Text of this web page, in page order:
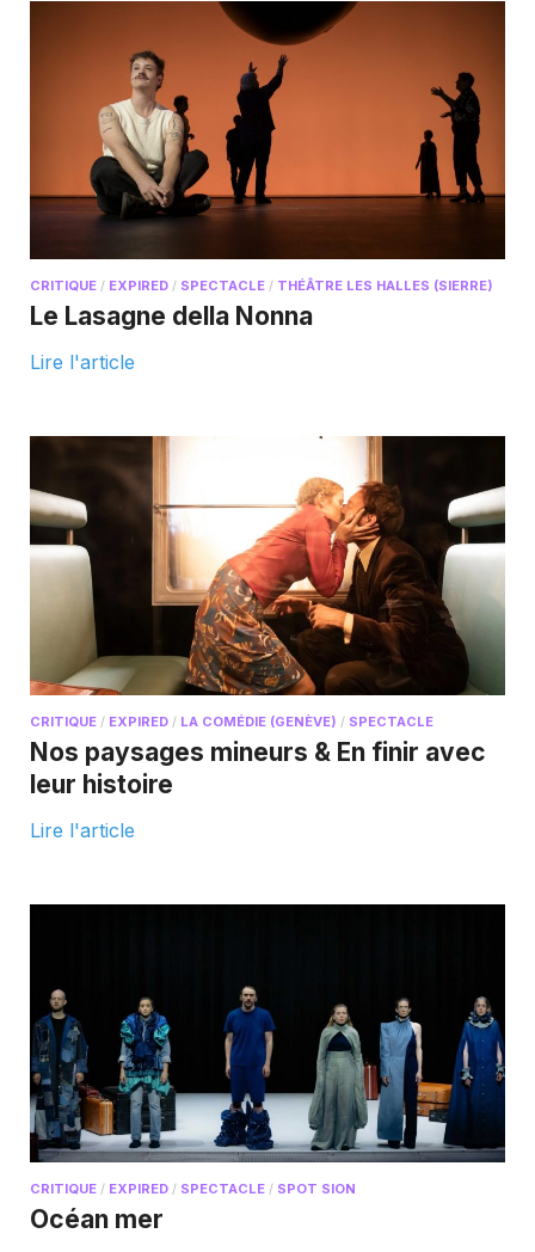
CRITIQUE / EXPIRED / SPECTACLE / THÉÂTRE LES HALLES (SIERRE)
Le Lasagne della Nonna
Lire l'article
CRITIQUE / EXPIRED / LA COMÉDIE (GENÈVE) / SPECTACLE
Nos paysages mineurs & En finir avec
leur histoire
Lire l'article
CRITIQUE / EXPIRED / SPECTACLE / SPOT SION
Océan mer